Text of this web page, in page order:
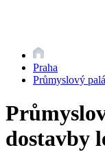
Praha
Průmyslový
dostavby